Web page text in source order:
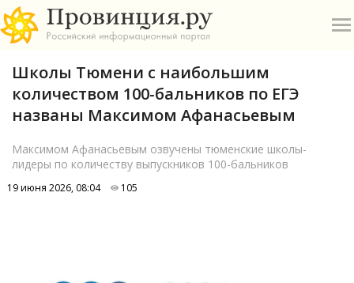
О
Школы Тюмени с наибольшим
количеством 100-бальников по ЕГЭ
названы Максимом Афанасьевым
Максимом Афанасьевым озвучены тюменские школы-
лидеры по количеству выпускников 100-бальников
19 июня 2026, 08:04 105